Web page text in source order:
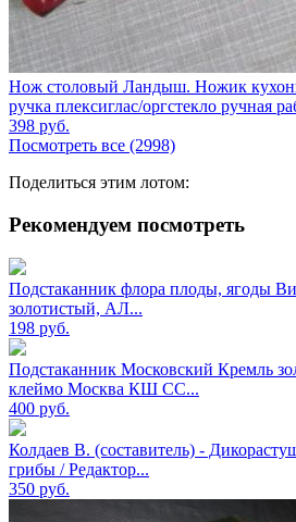
Нож столовый Ландыш. Ножик
ручка плексиглас/оргстекло ручная
398 руб.
Посмотреть все (2998)
Поделиться этим лотом:
Рекомендуем посмотреть
Подстаканник флора плоды, ягоды
золотистый, АЛ...
198 руб.
Подстаканник Московский Кремль
клеймо Москва КШ СС...
400 руб.
Колдаев В. (составитель) -
грибы / Редактор...
350 руб.